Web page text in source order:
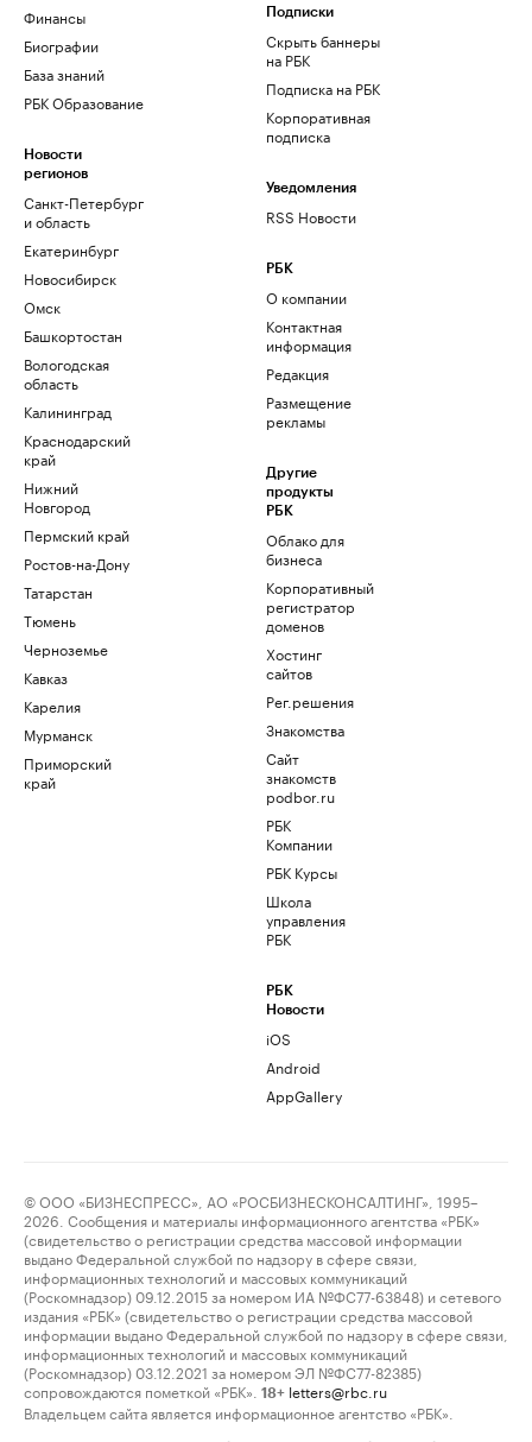
Финансы
Биографии
База знаний
РБК Образование
Новости
регионов
Санкт-Петербург
и область
Екатеринбург
Новосибирск
Омск
Башкортостан
Вологодская
область
Калининград
Краснодарский
край
Нижний
Новгород
Пермский край
Ростов-на-Дону
Татарстан
Тюмень
Черноземье
Кавказ
Карелия
Мурманск
Приморский
край
Подписки
Скрыть баннеры
на РБК
Подписка на РБК
Корпоративная
подписка
Уведомления
RSS Новости
РБК
О компании
Контактная
информация
Редакция
Размещение
рекламы
Другие
продукты
РБК
Облако для
бизнеса
Корпоративный
регистратор
доменов
Хостинг
сайтов
Рег.решения
Знакомства
Сайт
знакомств
podbor.ru
РБК
Компании
РБК Курсы
Школа
управления
РБК
РБК
Новости
iOS
Android
AppGallery
© ООО «БИЗНЕСПРЕСС», АО «РОСБИЗНЕСКОНСАЛТИНГ», 1995–
2026. Сообщения и материалы информационного агентства «РБК»
(свидетельство о регистрации средства массовой информации
выдано Федеральной службой по надзору в сфере связи,
информационных технологий и массовых коммуникаций
(Роскомнадзор) 09.12.2015 за номером ИА №ФС77-63848) и сетевого
издания «РБК» (свидетельство о регистрации средства массовой
информации выдано Федеральной службой по надзору в сфере связи,
информационных технологий и массовых коммуникаций
(Роскомнадзор) 03.12.2021 за номером ЭЛ №ФС77-82385)
сопровождаются пометкой «РБК».
18+ letters@rbc.ru
Владельцем сайта является информационное агентство «РБК».